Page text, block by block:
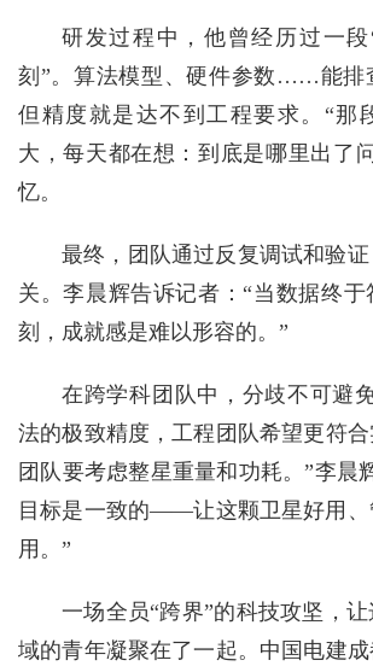
研发过程中，他曾经历过一
刻”。算法模型、硬件参数……能排
但精度就是达不到工程要求。“那
大，每天都在想：到底是哪里出了
忆。
最终，团队通过反复调试和验
关。李晨辉告诉记者：“当数据终
刻，成就感是难以形容的。”
在跨学科团队中，分歧不可避
法的极致精度，工程团队希望更符
团队要考虑整星重量和功耗。”李晨
目标是一致的——让这颗卫星好用、
用。”
一场全员“跨界”的科技攻坚，
域的青年凝聚在了一起。中国电建